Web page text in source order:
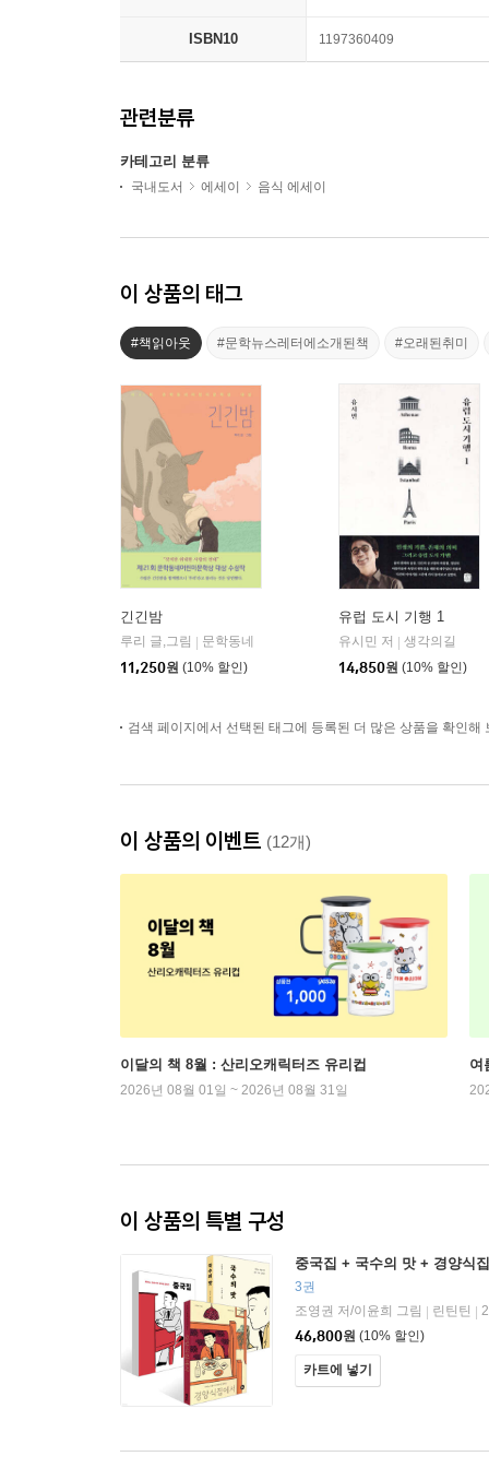
ISBN10 1197360409
관련분류
카테고리 분류
국내도서 에세이 음식 에세이
이 상품의 태그
#책읽아웃 #문학뉴스레터에소개된책 #오래된취미
긴긴밤
루리 글,그림
문학동네
11,250원 (10% 할인)
유럽 도시 기행 1
유시민 저
생각의길
14,850원 (10% 할인)
검색 페이지에서 선택된 태그에 등록된 더 많은 상품을 확인해
이 상품의 이벤트 (12개)
이달의 책 8월 : 산리오캐릭터즈 유리컵
2026년 08월 01일 ~ 2026년 08월 31일
여
이 상품의 특별 구성
중국집 + 국수의 맛 + 경양식
3권
조영권 저/이윤희 그림
린틴틴
46,800원 (10% 할인)
카트에 넣기